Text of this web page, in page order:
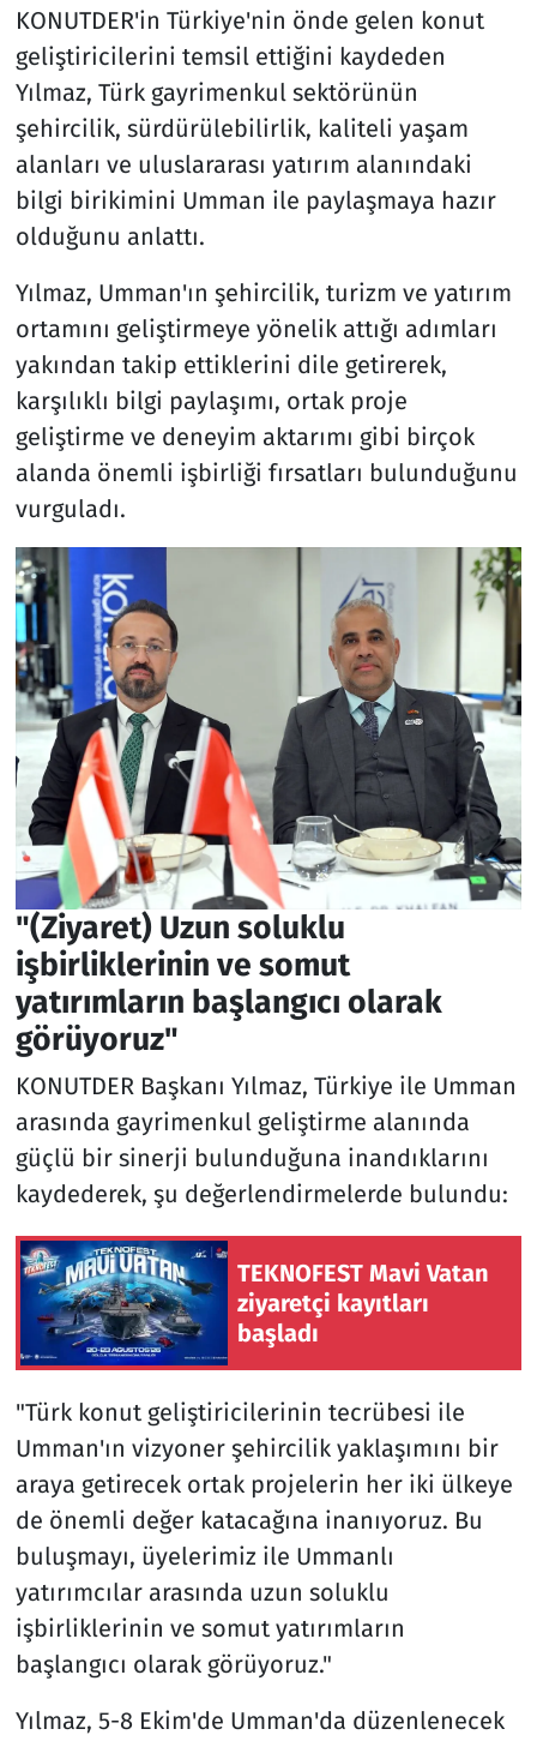
KONUTDER'in Türkiye'nin önde gelen konut
geliştiricilerini temsil ettiğini kaydeden
Yılmaz, Türk gayrimenkul sektörünün
şehircilik, sürdürülebilirlik, kaliteli yaşam
alanları ve uluslararası yatırım alanındaki
bilgi birikimini Umman ile paylaşmaya hazır
olduğunu anlattı.
Yılmaz, Umman'ın şehircilik, turizm ve yatırım
ortamını geliştirmeye yönelik attığı adımları
yakından takip ettiklerini dile getirerek,
karşılıklı bilgi paylaşımı, ortak proje
geliştirme ve deneyim aktarımı gibi birçok
alanda önemli işbirliği fırsatları bulunduğunu
vurguladı.
"(Ziyaret) Uzun soluklu
işbirliklerinin ve somut
yatırımların başlangıcı olarak
görüyoruz"
KONUTDER Başkanı Yılmaz, Türkiye ile Umman
arasında gayrimenkul geliştirme alanında
güçlü bir sinerji bulunduğuna inandıklarını
kaydederek, şu değerlendirmelerde bulundu:
TEKNOFEST Mavi Vatan
ziyaretçi kayıtları
başladı
"Türk konut geliştiricilerinin tecrübesi ile
Umman'ın vizyoner şehircilik yaklaşımını bir
araya getirecek ortak projelerin her iki ülkeye
de önemli değer katacağına inanıyoruz. Bu
buluşmayı, üyelerimiz ile Ummanlı
yatırımcılar arasında uzun soluklu
işbirliklerinin ve somut yatırımların
başlangıcı olarak görüyoruz."
Yılmaz, 5-8 Ekim'de Umman'da düzenlenecek